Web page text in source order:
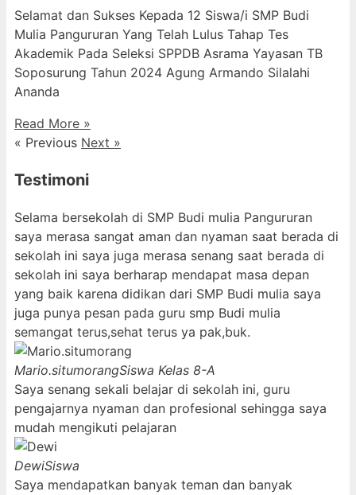
Selamat dan Sukses Kepada 12 Siswa/i SMP Budi
Mulia Pangururan Yang Telah Lulus Tahap Tes
Akademik Pada Seleksi SPPDB Asrama Yayasan TB
Soposurung Tahun 2024 Agung Armando Silalahi
⁠Ananda
Read More »
« Previous Next »
Testimoni
Selama bersekolah di SMP Budi mulia Pangururan
saya merasa sangat aman dan nyaman saat berada di
sekolah ini saya juga merasa senang saat berada di
sekolah ini saya berharap mendapat masa depan
yang baik karena didikan dari SMP Budi mulia saya
juga punya pesan pada guru smp Budi mulia
semangat terus,sehat terus ya pak,buk.
Mario.situmorangSiswa Kelas 8-A
Saya senang sekali belajar di sekolah ini, guru
pengajarnya nyaman dan profesional sehingga saya
mudah mengikuti pelajaran
DewiSiswa
Saya mendapatkan banyak teman dan banyak